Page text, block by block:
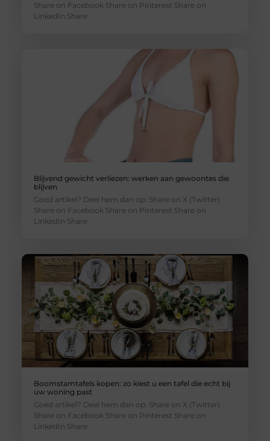
Share on Facebook Share on Pinterest Share on
LinkedIn Share
Blijvend gewicht verliezen: werken aan gewoontes die
blijven
Goed artikel? Deel hem dan op: Share on X (Twitter)
Share on Facebook Share on Pinterest Share on
LinkedIn Share
Boomstamtafels kopen: zo kiest u een tafel die echt bij
uw woning past
Goed artikel? Deel hem dan op: Share on X (Twitter)
Share on Facebook Share on Pinterest Share on
LinkedIn Share